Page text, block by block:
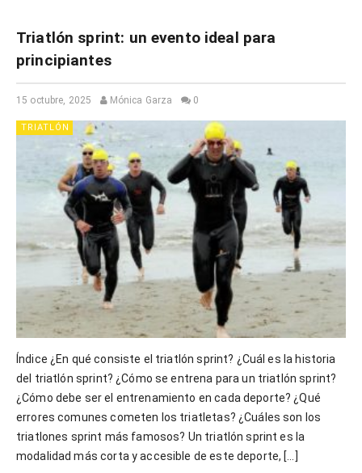
Triatlón sprint: un evento ideal para
principiantes
15 octubre, 2025 Mónica Garza 0
TRIATLÓN
Índice ¿En qué consiste el triatlón sprint? ¿Cuál es la historia
del triatlón sprint? ¿Cómo se entrena para un triatlón sprint?
¿Cómo debe ser el entrenamiento en cada deporte? ¿Qué
errores comunes cometen los triatletas? ¿Cuáles son los
triatlones sprint más famosos? Un triatlón sprint es la
modalidad más corta y accesible de este deporte, […]